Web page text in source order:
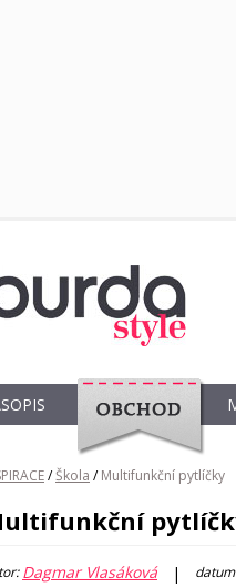
OBCHOD
/Škola / Multifunkční pytlíčky
Dagmar Vlasáková |